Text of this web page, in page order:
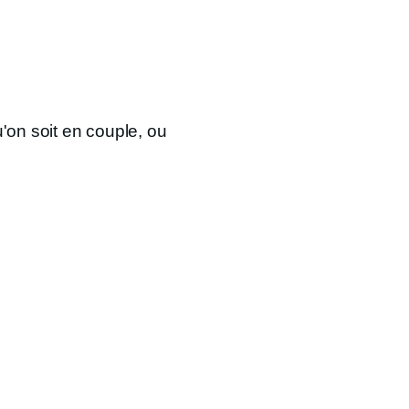
soit en couple, ou